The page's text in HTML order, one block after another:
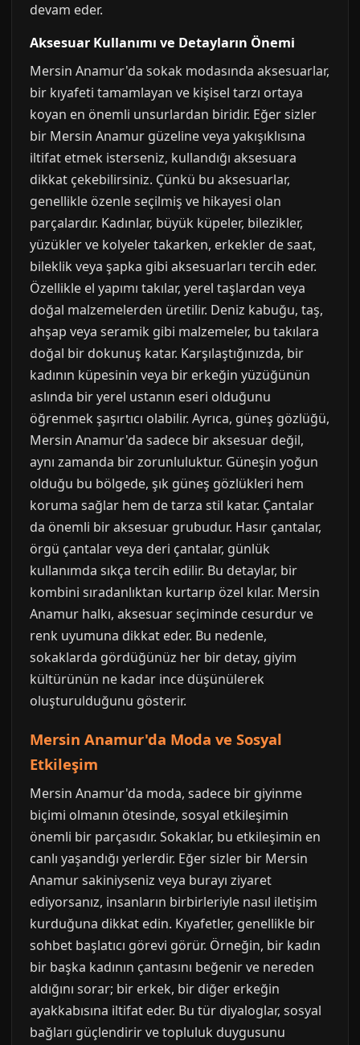
devam eder.
Aksesuar Kullanımı ve Detayların Önemi
Mersin Anamur'da sokak modasında aksesuarlar,
bir kıyafeti tamamlayan ve kişisel tarzı ortaya
koyan en önemli unsurlardan biridir. Eğer sizler
bir Mersin Anamur güzeline veya yakışıklısına
iltifat etmek isterseniz, kullandığı aksesuara
dikkat çekebilirsiniz. Çünkü bu aksesuarlar,
genellikle özenle seçilmiş ve hikayesi olan
parçalardır. Kadınlar, büyük küpeler, bilezikler,
yüzükler ve kolyeler takarken, erkekler de saat,
bileklik veya şapka gibi aksesuarları tercih eder.
Özellikle el yapımı takılar, yerel taşlardan veya
doğal malzemelerden üretilir. Deniz kabuğu, taş,
ahşap veya seramik gibi malzemeler, bu takılara
doğal bir dokunuş katar. Karşılaştığınızda, bir
kadının küpesinin veya bir erkeğin yüzüğünün
aslında bir yerel ustanın eseri olduğunu
öğrenmek şaşırtıcı olabilir. Ayrıca, güneş gözlüğü,
Mersin Anamur'da sadece bir aksesuar değil,
aynı zamanda bir zorunluluktur. Güneşin yoğun
olduğu bu bölgede, şık güneş gözlükleri hem
koruma sağlar hem de tarza stil katar. Çantalar
da önemli bir aksesuar grubudur. Hasır çantalar,
örgü çantalar veya deri çantalar, günlük
kullanımda sıkça tercih edilir. Bu detaylar, bir
kombini sıradanlıktan kurtarıp özel kılar. Mersin
Anamur halkı, aksesuar seçiminde cesurdur ve
renk uyumuna dikkat eder. Bu nedenle,
sokaklarda gördüğünüz her bir detay, giyim
kültürünün ne kadar ince düşünülerek
oluşturulduğunu gösterir.
Mersin Anamur'da Moda ve Sosyal
Etkileşim
Mersin Anamur'da moda, sadece bir giyinme
biçimi olmanın ötesinde, sosyal etkileşimin
önemli bir parçasıdır. Sokaklar, bu etkileşimin en
canlı yaşandığı yerlerdir. Eğer sizler bir Mersin
Anamur sakiniyseniz veya burayı ziyaret
ediyorsanız, insanların birbirleriyle nasıl iletişim
kurduğuna dikkat edin. Kıyafetler, genellikle bir
sohbet başlatıcı görevi görür. Örneğin, bir kadın
bir başka kadının çantasını beğenir ve nereden
aldığını sorar; bir erkek, bir diğer erkeğin
ayakkabısına iltifat eder. Bu tür diyaloglar, sosyal
bağları güçlendirir ve topluluk duygusunu